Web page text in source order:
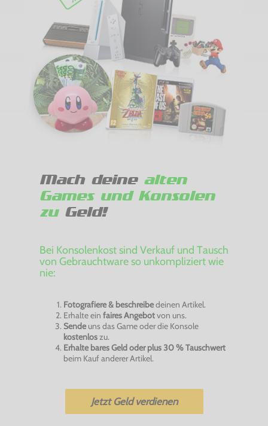
Mach deine alten
Games und Konsolen
zuGeld!
Bei Konsolenkost sind Verkauf und Tausch
von Gebrauchtware so unkompliziert wie
nie:
Fotografiere & beschreibedeinen Artikel.
Erhalte ein faires Angebotvon uns.
Sendeuns das Game oder die Konsole
kostenloszu.
Erhalte bares Geld oder plus 30 % Tauschwert
beim Kauf anderer Artikel.
Jetzt Geld verdienen